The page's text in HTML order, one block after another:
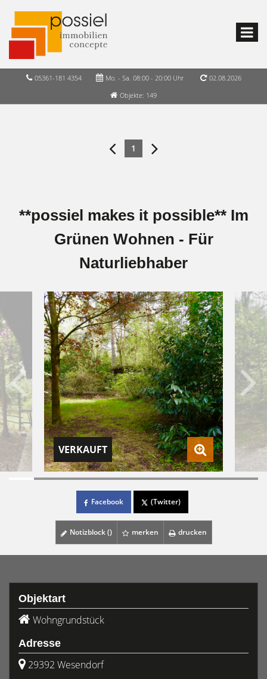
05361-181 4354 Mo. - Sa. 08:00 - 20:00 Uhr
02.08.2026
Objekte: 149
1
**possiel makes it possible** Im
Grünen Wohnen - Für
Naturliebhaber
VERKAUFT
Facebook (Twitter)
Notizblock () merken drucken
Objektart
Wohngrundstück
Adresse
29392 Wesendorf